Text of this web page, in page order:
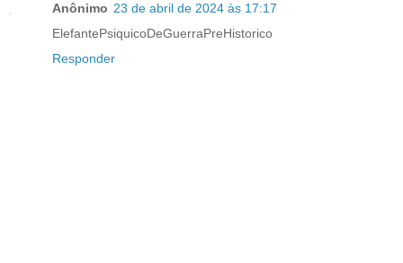
Anônimo 23 de abril de 2024 às 17:17
ElefantePsiquicoDeGuerraPreHistorico
Responder